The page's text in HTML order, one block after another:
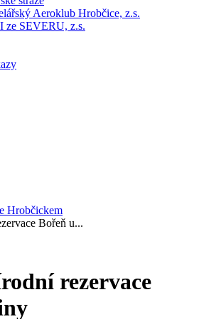
Aeroklub Hrobčice, z.s.
ze SEVERU, z.s.
Hrobčickem
Bořeň u...
rezervace